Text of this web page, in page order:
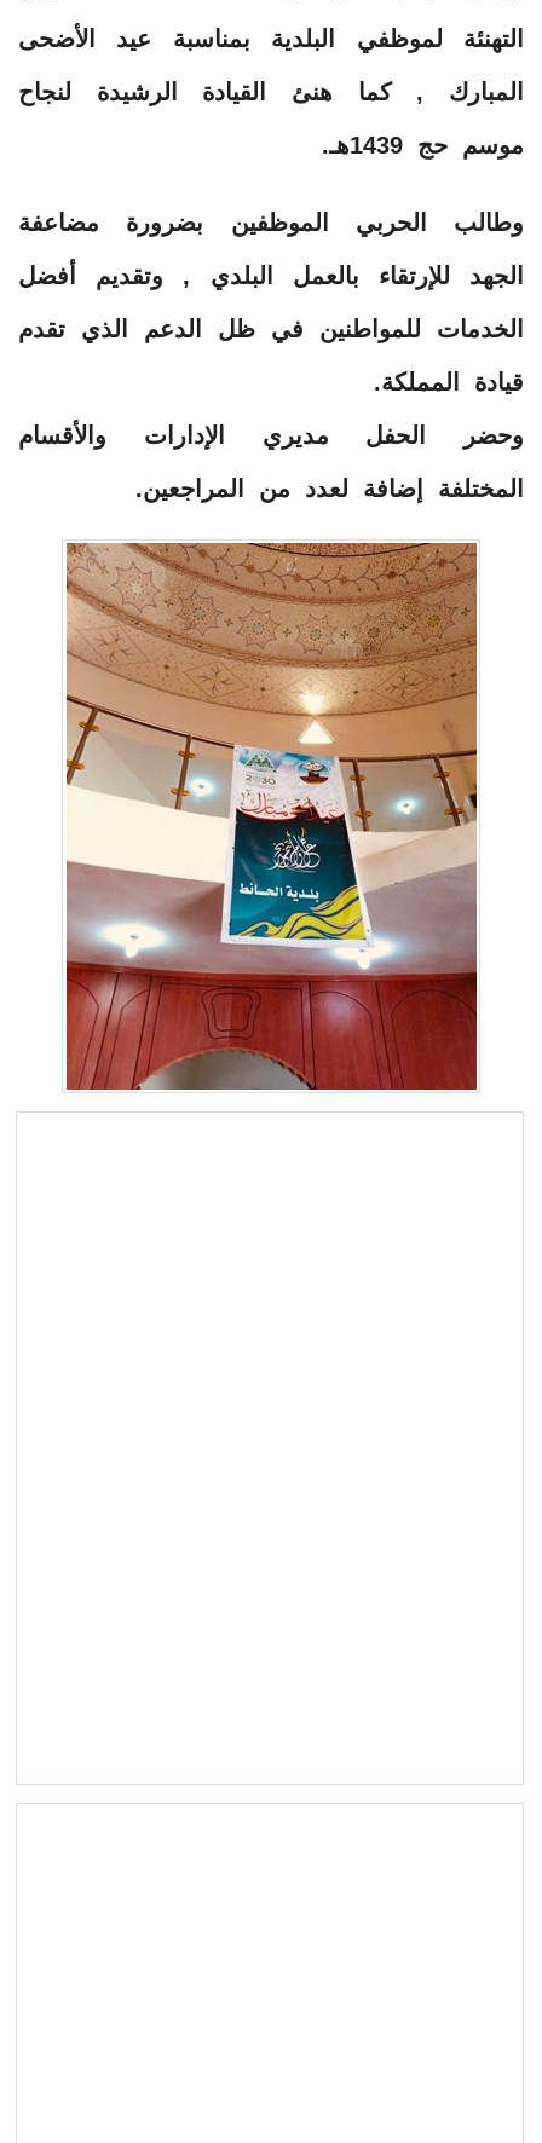
التهنئة لموظفي البلدية بمناسبة عيد الأضحى
المبارك , كما هنئ القيادة الرشيدة لنجاح
موسم حج 1439هـ.
وطالب الحربي الموظفين بضرورة مضاعفة
الجهد للإرتقاء بالعمل البلدي , وتقديم أفضل
الخدمات للمواطنين في ظل الدعم الذي تقدم
قيادة المملكة.
وحضر الحفل مديري الإدارات والأقسام
المختلفة إضافة لعدد من المراجعين.